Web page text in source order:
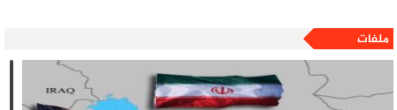
ملفات